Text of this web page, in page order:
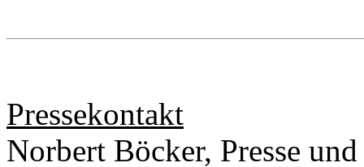
Pressekontakt
Norbert Böcker, Presse